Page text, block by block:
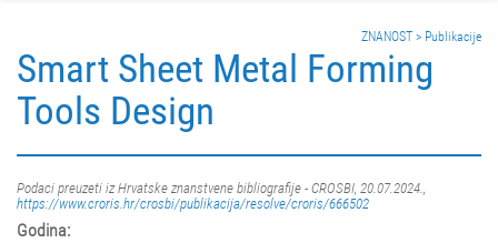
ZNANOST > Publikacije
Smart Sheet Metal Forming
Tools Design
Podaci preuzeti iz Hrvatske znanstvene bibliografije - CROSBI, 20.07.2024.,
https://www.croris.hr/crosbi/publikacija/resolve/croris/666502
Godina: